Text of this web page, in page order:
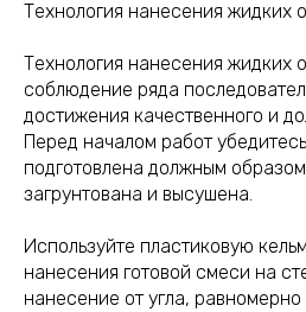
Технология нанесения жидких
Технология нанесения жидких
соблюдение ряда
достижения качественного и
Перед началом работ
подготовлена должным
загрунтована и высушена.
Используйте пластиковую
нанесения готовой смеси на
нанесение от угла,